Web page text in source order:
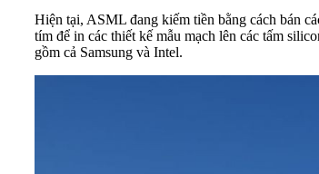
Hiện tại, ASML đang kiếm tiền bằng cách bán
tím để in các thiết kế mẫu mạch lên các tấm
gồm cả Samsung và Intel.